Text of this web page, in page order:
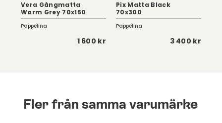
Vera Gångmatta
Warm Grey 70x150
Pappelina
1 600 kr
Pix Matta Black
70x300
Pappelina
3 400 kr
Fler från samma varumärke